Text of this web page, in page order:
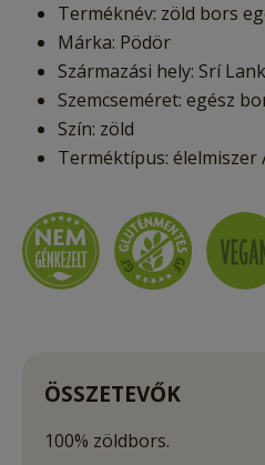
Terméknév: zöld bors
Márka: Pödör
Származási hely: Srí
Szemcseméret: egész
Szín: zöld
Terméktípus: élelmiszer
ÖSSZETEVŐK
100% zöldbors.